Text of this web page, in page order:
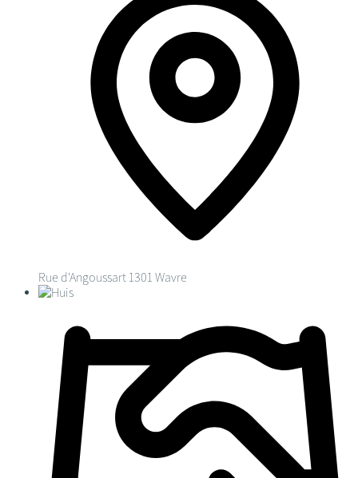
Rue d'Angoussart 1301 Wavre